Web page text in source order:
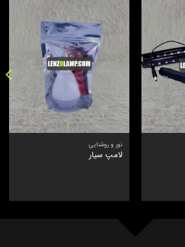
نور و روشنایی
لامپ سیار